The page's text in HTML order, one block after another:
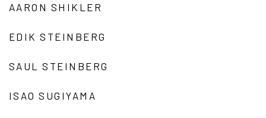
AARON SHIKLER
EDIK STEINBERG
SAUL STEINBERG
ISAO SUGIYAMA